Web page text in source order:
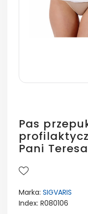
Pas
Pani
Marka: SIGVARIS
Index: R080106